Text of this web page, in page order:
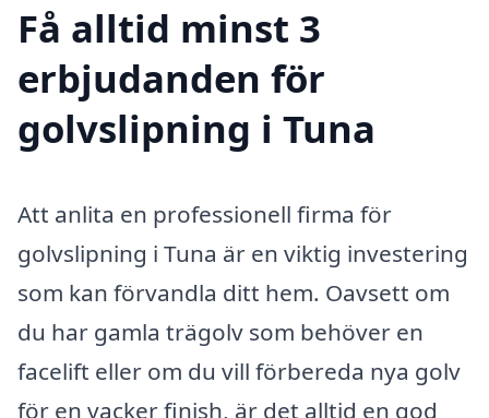
Få alltid minst 3
erbjudanden för
golvslipning i Tuna
Att anlita en professionell firma för
golvslipning i Tuna är en viktig investering
som kan förvandla ditt hem. Oavsett om
du har gamla trägolv som behöver en
facelift eller om du vill förbereda nya golv
för en vacker finish, är det alltid en god